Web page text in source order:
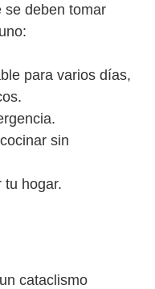
se deben tomar
para varios días,
sin
tu hogar.
cataclismo